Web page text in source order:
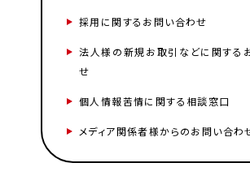
採用に関するお問い合わせ
法人様の新規お取引などに関する
せ
個人情報苦情に関する相談窓口
メディア関係者様からのお問い合わ